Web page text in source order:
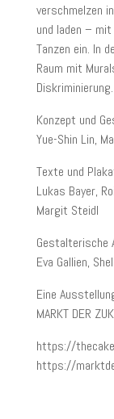
verschmelzen
und laden –
Tanzen ein. In
Raum mit
Diskriminierung.
Konzept und
Yue-Shin Lin,
Texte und
Lukas Bayer,
Margit Steidl
Gestalterische
Eva Gallien,
Eine
MARKT DER
https://
https://